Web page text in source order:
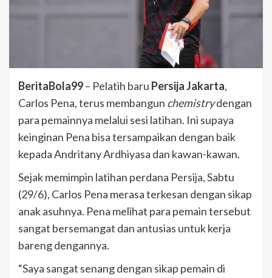
BeritaBola99– Pelatih baru Persija Jakarta,
Carlos Pena, terus membangun chemistrydengan
para pemainnya melalui sesi latihan. Ini supaya
keinginan Pena bisa tersampaikan dengan baik
kepada Andritany Ardhiyasa dan kawan-kawan.
Sejak memimpin latihan perdana Persija, Sabtu
(29/6), Carlos Pena merasa terkesan dengan sikap
anak asuhnya. Pena melihat para pemain tersebut
sangat bersemangat dan antusias untuk kerja
bareng dengannya.
“Saya sangat senang dengan sikap pemain di